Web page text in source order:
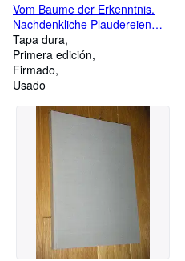
Vom Baume der Erkenntnis.
Nachdenkliche Plaudereien
(signiert)
Tapa dura
Primera edición
Firmado
Usado